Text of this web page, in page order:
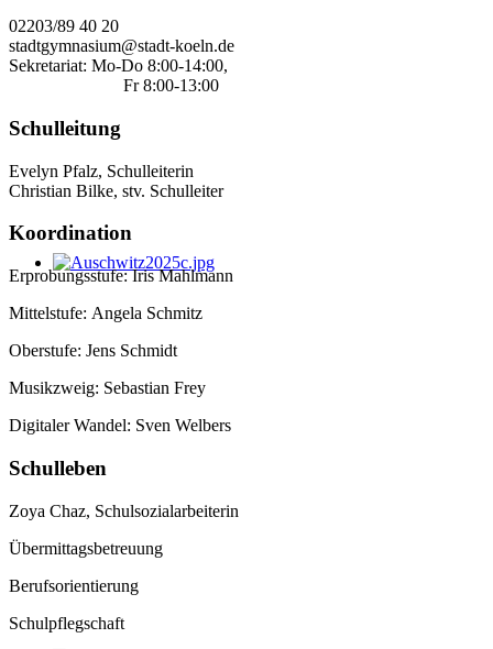
02203/89 40 20
stadtgymnasium@stadt-koeln.de
Sekretariat: Mo-Do 8:00-14:00,
Fr 8:00-13:00
Schulleitung
Evelyn Pfalz, Schulleiterin
Christian Bilke, stv. Schulleiter
Koordination
Erprobungsstufe: Iris Mahlmann
Mittelstufe: Angela Schmitz
Oberstufe: Jens Schmidt
Musikzweig: Sebastian Frey
Digitaler Wandel: Sven Welbers
Schulleben
Zoya Chaz, Schulsozialarbeiterin
Übermittagsbetreuung
Berufsorientierung
Schulpflegschaft